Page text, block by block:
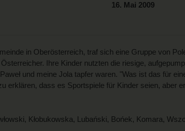
16. Mai 2009
in Oberösterreich, traf sich eine Gruppe von
Ihre Kinder nutzten die riesige,
und meine Jola tapfer waren. "Was ist das für
erklären, dass es Sportspiele für Kinder seien, aber
Kłobukowska, Lubański, Bońek, Komara,